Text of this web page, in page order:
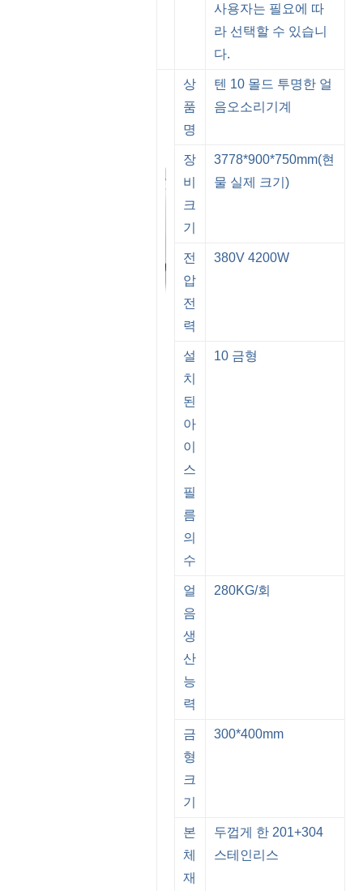
사용자는 필요에 따
라 선택할 수 있습니
다.
상
품
명
텐 10 몰드 투명한 얼
음오소리 기계
장
비
크
기
3778*900*750mm(현
물 실제 크기)
전
압
전
력
380V 4200W
설
치
된
아
이
스
필
름
의
수
10 금형
얼
음
생
산
능
력
280KG/회
금
형
크
기
300*400mm
본
체
재
두껍게 한 201+304
스테인리스